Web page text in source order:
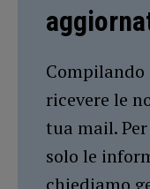
ricevere le
tua mail.
solo le
chiediamo